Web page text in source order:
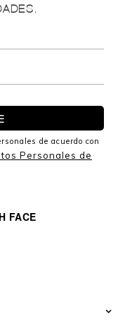
FACE
de acuerdo con
Personales de